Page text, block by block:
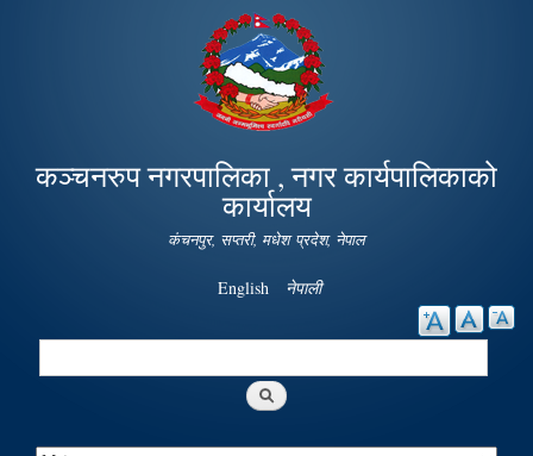
Skip to
main
content
कञ्चनरुप नगरपालिका , नगर कार्यपालिकाको
कार्यालय
कंचनपुर, सप्तरी, मधेश प्रदेश, नेपाल
English नेपाली
Search